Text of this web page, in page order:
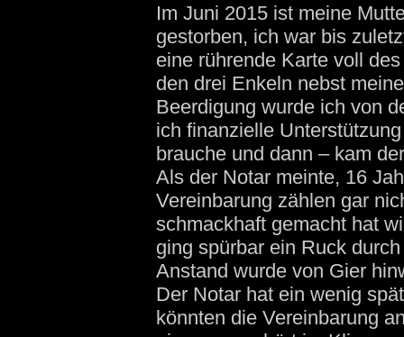
Im Juni 2015 ist meine
gestorben, ich war bis
eine rührende Karte voll
den drei Enkeln nebst
Beerdigung wurde ich von
ich finanzielle
brauche und dann – kam
Als der Notar meinte, 16
Vereinbarung zählen gar
schmackhaft gemacht hat
ging spürbar ein Ruck
Anstand wurde von Gier
Der Notar hat ein wenig
könnten die Vereinbarung